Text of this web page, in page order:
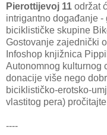
Pierottijevoj 11 održat
intrigantno događanje
biciklističke skupine
Gostovanje zajednički
Infoshop knjižnica
Autonomnog kulturnog
donacije više nego
biciklističko-erotsko-
vlastitog pera)
----